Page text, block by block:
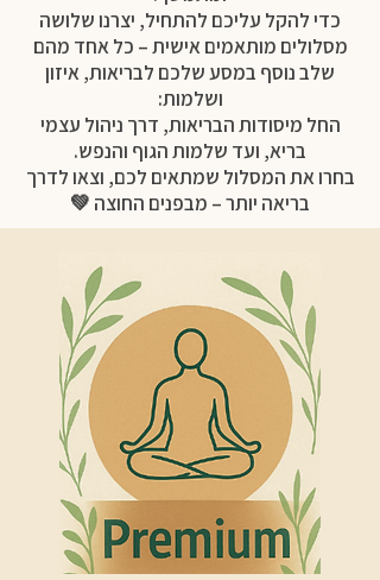
כדי להקל עליכם להתחיל, יצרנו שלושה
מסלולים מותאמים אישית – כל אחד מהם
שלב נוסף במסע שלכם לבריאות, איזון
ושלמות:
החל מיסודות הבריאות, דרך ניהול עצמי
בריא, ועד שלמות הגוף והנפש.
בחרו את המסלול שמתאים לכם, וצאו לדרך
בריאה יותר – מבפנים החוצה 💚